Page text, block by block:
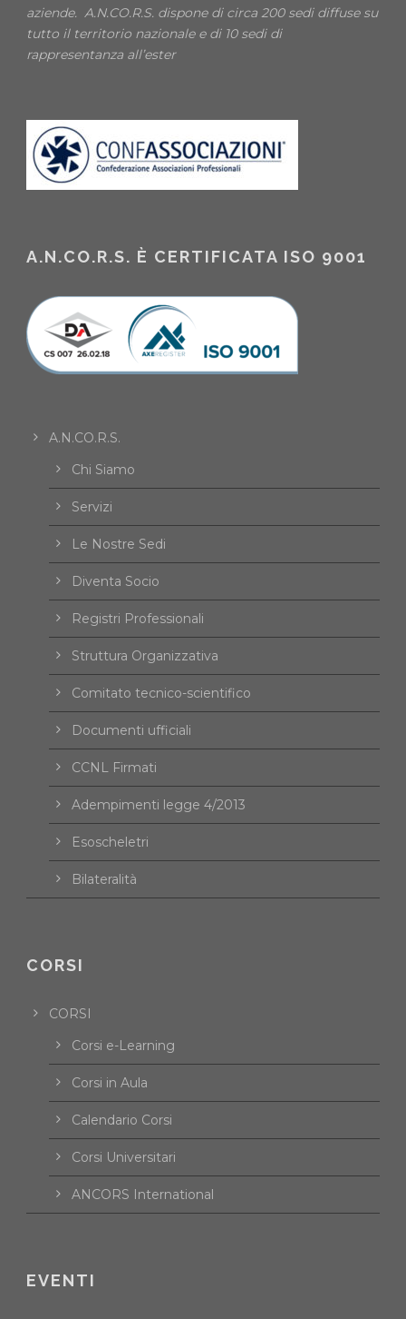
aziende. A.N.CO.R.S. dispone di circa 200 sedi diffuse su
tutto il territorio nazionale e di 10 sedi di
rappresentanza all’ester
A.N.CO.R.S. È CERTIFICATA ISO 9001
A.N.CO.R.S.
Chi Siamo
Servizi
Le Nostre Sedi
Diventa Socio
Registri Professionali
Struttura Organizzativa
Comitato tecnico-scientifico
Documenti ufficiali
CCNL Firmati
Adempimenti legge 4/2013
Esoscheletri
Bilateralità
CORSI
CORSI
Corsi e-Learning
Corsi in Aula
Calendario Corsi
Corsi Universitari
ANCORS International
EVENTI